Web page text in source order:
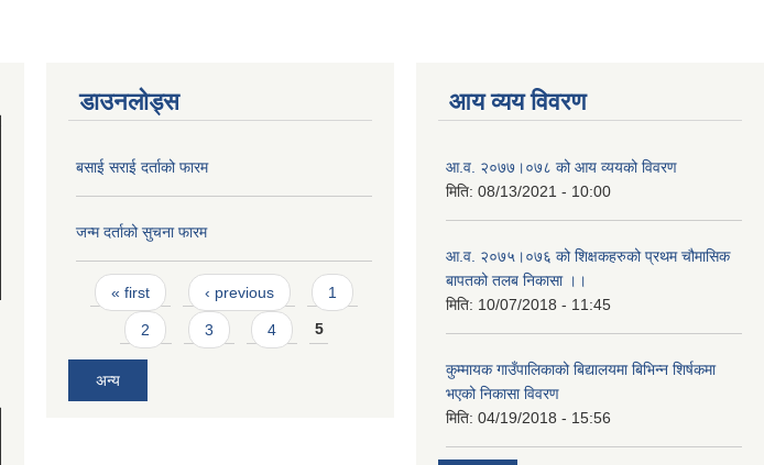
डाउनलोड्स
बसाई सराई दर्ताको फारम
जन्म दर्ताको सुचना फारम
Pages
« first ‹ previous 1
2 3 4 5
अन्य
आय व्यय विवरण
आ.व. २०७७।०७८ को आय व्ययको विवरण
मिति: 08/13/2021 - 10:00
आ.व. २०७५।०७६ को शिक्षकहरुको प्रथम चौमासिक
बापतको तलब निकासा ।।
मिति: 10/07/2018 - 11:45
कुम्मायक गाउँपालिकाको बिद्यालयमा बिभिन्न शिर्षकमा
भएको निकासा विवरण
मिति: 04/19/2018 - 15:56